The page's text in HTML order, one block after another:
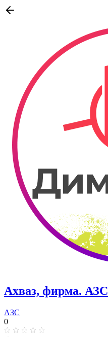
Ахваз, фирма. АЗС
АЗС
0